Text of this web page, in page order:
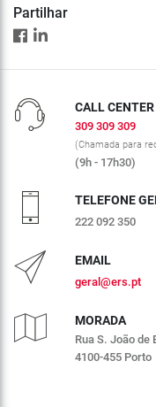
Partilhar
CALL CENTER
309 309 309
(Chamada para
(9h - 17h30)
TELEFONE
222 092 350
EMAIL
geral@ers.pt
MORADA
Rua S. João de
4100-455 Porto